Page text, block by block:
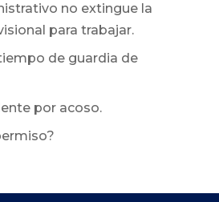
no extingue la
para trabajar.
de guardia de
por acoso.